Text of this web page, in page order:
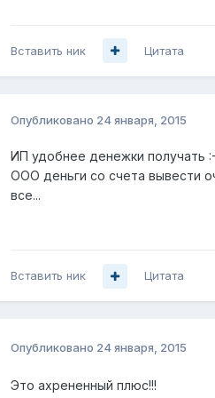
Вставить ник Цитата
Опубликовано 24 января, 2015
ИП удобнее денежки получать
ООО деньги со счета вывести
все...
Вставить ник Цитата
Опубликовано 24 января, 2015
Это ахрененный плюс!!!